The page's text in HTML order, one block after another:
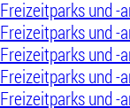
Freizeitparks und -
Freizeitparks und -
Freizeitparks und -
Freizeitparks und -
Freizeitparks und -